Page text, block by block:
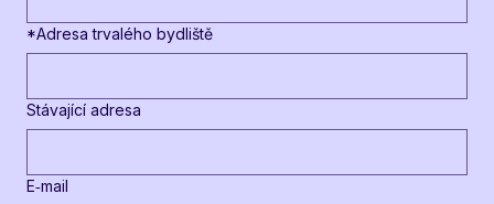
*Adresa trvalého bydliště
Stávající adresa
E‑mail